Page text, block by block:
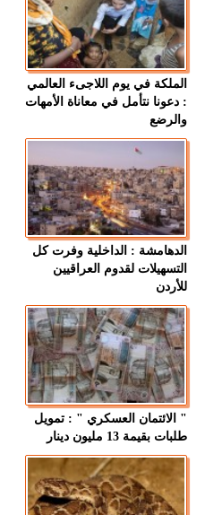
الملكة في يوم اللاجىء العالمي
: دعونا نتأمل في معاناة الأمهات
والرضع
الدهامشة : الداخلية وفرت كل
التسهيلات لقدوم العراقيين
للأردن
" الائتمان العسكري " : تمويل
طلبات بقيمة 13 مليون دينار